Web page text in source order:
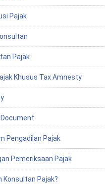
Pajak
Pajak
Khusus Tax Amnesty
Pengadilan Pajak
Pemeriksaan Pajak
Konsultan Pajak?